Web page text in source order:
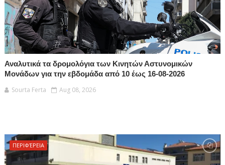
Αναλυτικά τα δρομολόγια των Κινητών Αστυνομικών
Μονάδων για την εβδομάδα από 10 έως 16-08-2026
Sourta Ferta
Aug 08, 2026
ΠΕΡΙΦΈΡΕΙΑ